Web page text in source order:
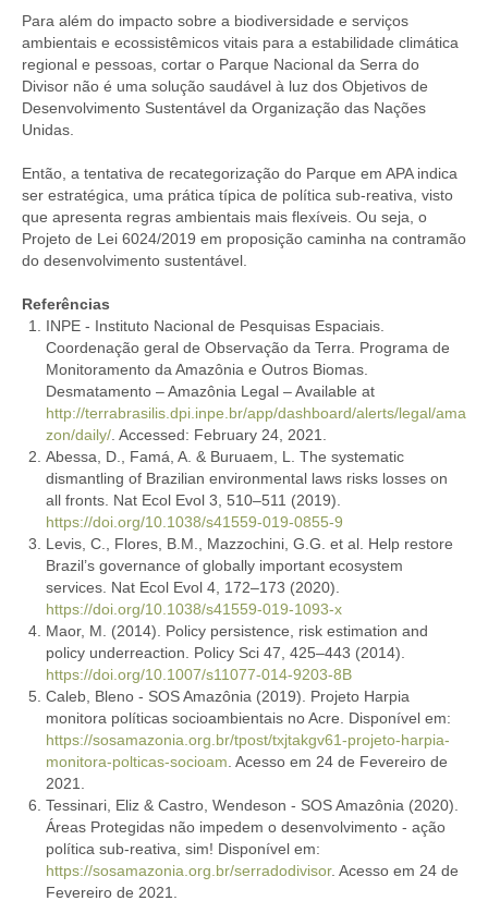
Para além do impacto sobre a biodiversidade e serviços
ambientais e ecossistêmicos vitais para a estabilidade climática
regional e pessoas, cortar o Parque Nacional da Serra do
Divisor não é uma solução saudável à luz dos Objetivos de
Desenvolvimento Sustentável da Organização das Nações
Unidas.
Então, a tentativa de recategorização do Parque em APA indica
ser estratégica, uma prática típica de política sub-reativa, visto
que apresenta regras ambientais mais flexíveis. Ou seja, o
Projeto de Lei 6024/2019 em proposição caminha na contramão
do desenvolvimento sustentável.
Referências
INPE - Instituto Nacional de Pesquisas Espaciais.
Coordenação geral de Observação da Terra. Programa de
Monitoramento da Amazônia e Outros Biomas.
Desmatamento – Amazônia Legal – Available at
http://terrabrasilis.dpi.inpe.br/app/dashboard/alerts/legal/ama
zon/daily/ . Accessed: February 24, 2021.
Abessa, D., Famá, A. & Buruaem, L. The systematic
dismantling of Brazilian environmental laws risks losses on
all fronts. Nat Ecol Evol 3, 510–511 (2019).
https://doi.org/10.1038/s41559-019-0855-9
Levis, C., Flores, B.M., Mazzochini, G.G. et al. Help restore
Brazil’s governance of globally important ecosystem
services. Nat Ecol Evol 4, 172–173 (2020).
https://doi.org/10.1038/s41559-019-1093-x
Maor, M. (2014). Policy persistence, risk estimation and
policy underreaction. Policy Sci 47, 425–443 (2014).
https://doi.org/10.1007/s11077-014-9203-8B
Caleb, Bleno - SOS Amazônia (2019). Projeto Harpia
monitora políticas socioambientais no Acre. Disponível em:
https://sosamazonia.org.br/tpost/txjtakgv61-projeto-harpia-
monitora-polticas-socioam . Acesso em 24 de Fevereiro de
2021.
Tessinari, Eliz & Castro, Wendeson - SOS Amazônia (2020).
Áreas Protegidas não impedem o desenvolvimento - ação
política sub-reativa, sim! Disponível em:
https://sosamazonia.org.br/serradodivisor. Acesso em 24 de
Fevereiro de 2021.